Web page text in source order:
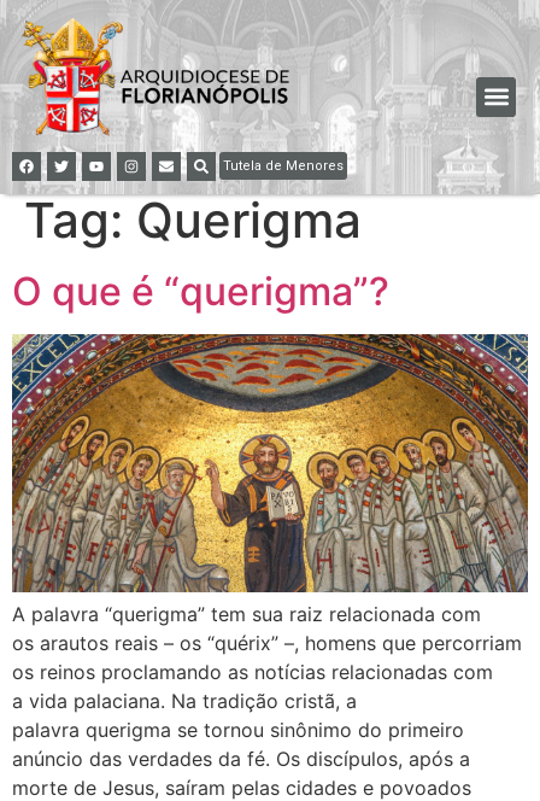
Tutela de Menores
Tag: Querigma
O que é “querigma”?
A palavra “querigma” tem sua raiz relacionada com
os arautos reais – os “quérix” –, homens que percorriam
os reinos proclamando as notícias relacionadas com
a vida palaciana. Na tradição cristã, a
palavra querigma se tornou sinônimo do primeiro
anúncio das verdades da fé. Os discípulos, após a
morte de Jesus, saíram pelas cidades e povoados